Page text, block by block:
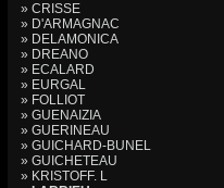
» CRISSE
» D'ARMAGNAC
» DELAMONICA
» DREANO
» ECALARD
» EURGAL
» FOLLIOT
» GUENAIZIA
» GUERINEAU
» GUICHARD-BUNEL
» GUICHETEAU
» KRISTOFF. L